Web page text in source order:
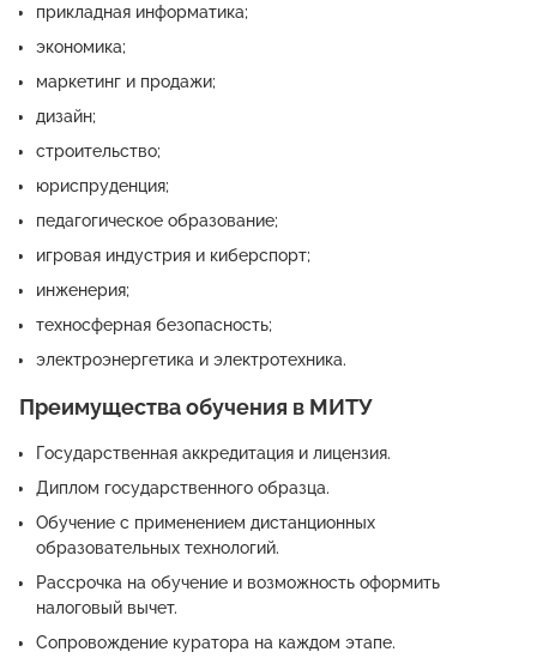
прикладная информатика;
экономика;
маркетинг и продажи;
дизайн;
строительство;
юриспруденция;
педагогическое образование;
игровая индустрия и киберспорт;
инженерия;
техносферная безопасность;
электроэнергетика и электротехника.
Преимущества обучения в МИТУ
Государственная аккредитация и лицензия.
Диплом государственного образца.
Обучение с применением дистанционных
образовательных технологий.
Рассрочка на обучение и возможность оформить
налоговый вычет.
Сопровождение куратора на каждом этапе.